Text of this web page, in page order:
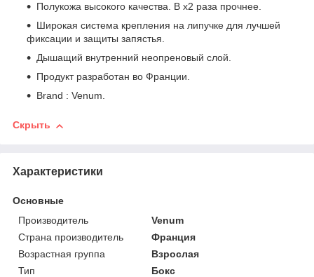
Полукожа высокого качества. В х2 раза прочнее.
Широкая система крепления на липучке для лучшей
фиксации и защиты запястья.
Дышащий внутренний неопреновый слой.
Продукт разработан во Франции.
Brand : Venum.
Скрыть
Характеристики
Основные
Производитель
Venum
Страна производитель
Франция
Возрастная группа
Взрослая
Тип
Бокс